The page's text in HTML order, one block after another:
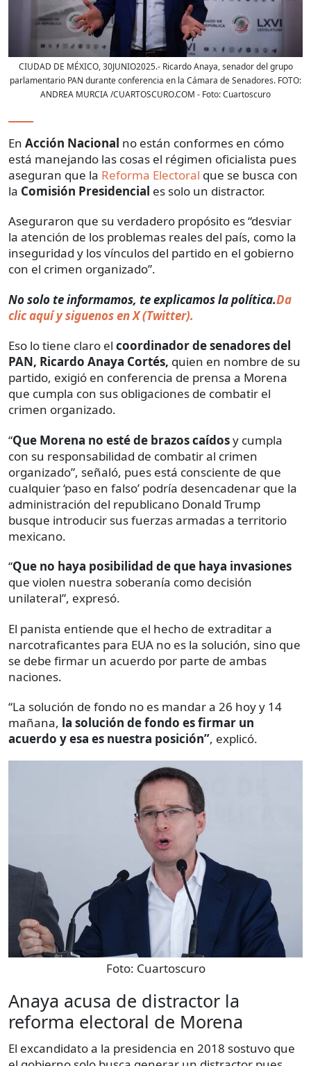
CIUDAD DE MÉXICO, 30JUNIO2025.- Ricardo Anaya, senador del grupo
parlamentario PAN durante conferencia en la Cámara de Senadores. FOTO:
ANDREA MURCIA /CUARTOSCURO.COM - Foto:Cuartoscuro
En Acción Nacional no están conformes en cómo
está manejando las cosas el régimen oficialista pues
aseguran que la Reforma Electoral que se busca con
la Comisión Presidencial es solo un distractor.
Aseguraron que su verdadero propósito es “desviar
la atención de los problemas reales del país, como la
inseguridad y los vínculos del partido en el gobierno
con el crimen organizado”.
No solo te informamos, te explicamos la política.Da
clic aquí y siguenos en X (Twitter).
Eso lo tiene claro el coordinador de senadores del
PAN, Ricardo Anaya Cortés, quien en nombre de su
partido, exigió en conferencia de prensa a Morena
que cumpla con sus obligaciones de combatir el
crimen organizado.
“Que Morena no esté de brazos caídosy cumpla
con su responsabilidad de combatir al crimen
organizado”, señaló, pues está consciente de que
cualquier ‘paso en falso’ podría desencadenar que la
administración del republicano Donald Trump
busque introducir sus fuerzas armadas a territorio
mexicano.
“Que no haya posibilidad de que haya invasiones
que violen nuestra soberanía como decisión
unilateral”, expresó.
El panista entiende que el hecho de extraditar a
narcotraficantes para EUA no es la solución, sino que
se debe firmar un acuerdo por parte de ambas
naciones.
“La solución de fondo no es mandar a 26 hoy y 14
mañana, la solución de fondo es firmar un
acuerdo y esa es nuestra posición”, explicó.
Foto: Cuartoscuro
Anaya acusa de distractor la
reforma electoral de Morena
El excandidato a la presidencia en 2018 sostuvo que